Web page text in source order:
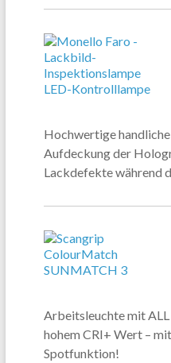
Hochwertige
Aufdeckung der
Lackdefekte während
Arbeitsleuchte mit
hohem CRI+ Wert –
Spotfunktion!